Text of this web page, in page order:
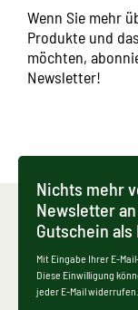
Wenn Sie mehr
Produkte und
möchten,
Newsletter!
Nichts mehr
Newsletter
Gutschein als
Mit Eingabe Ihrer E-
Diese Einwilligung
jeder E-Mail widerrufen.